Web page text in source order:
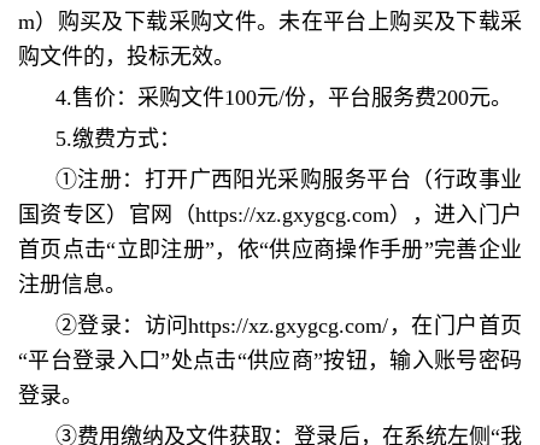
m）购买及下载采购文件。未在平台上购买及下载采
购文件的，投标无效。
4.售价：采购文件100元/份，平台服务费200元。
5.缴费方式：
①注册：打开广西阳光采购服务平台（行政事业
国资专区）官网（https://xz.gxygcg.com），进入门户
首页点击“立即注册”，依“供应商操作手册”完善企业
注册信息。
②登录：访问https://xz.gxygcg.com/，在门户首页
“平台登录入口”处点击“供应商”按钮，输入账号密码
登录。
③费用缴纳及文件获取：登录后，在系统左侧“我